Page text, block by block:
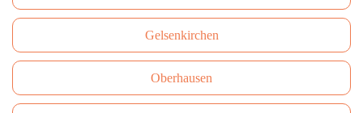
Gelsenkirchen
Oberhausen